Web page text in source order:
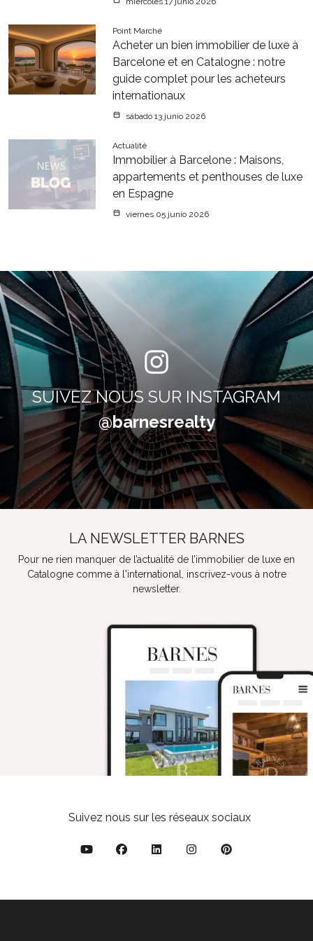
Point Marché
Acheter un bien immobilier de luxe à
Barcelone et en Catalogne : notre
guide complet pour les acheteurs
internationaux
sábado 13 junio 2026
Actualité
Immobilier à Barcelone : Maisons,
appartements et penthouses de luxe
en Espagne
viernes 05 junio 2026
SUIVEZ NOUS SUR INSTAGRAM
@barnesrealty
LA NEWSLETTER BARNES
Pour ne rien manquer de l’actualité de l’immobilier de luxe en
Catalogne comme à l'international, inscrivez-vous à notre
newsletter.
Suivez nous sur les réseaux sociaux